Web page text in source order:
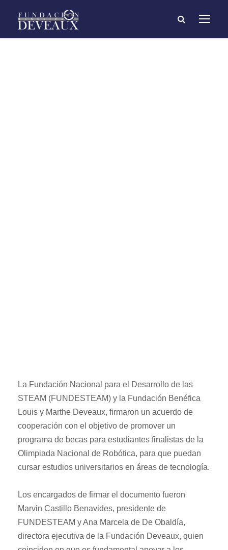
La Fundación Nacional para el Desarrollo de las
STEAM (FUNDESTEAM) y la Fundación Benéfica
Louis y Marthe Deveaux, firmaron un acuerdo de
cooperación con el objetivo de promover un
programa de becas para estudiantes finalistas de la
Olimpiada Nacional de Robótica, para que puedan
cursar estudios universitarios en áreas de tecnología.
Los encargados de firmar el documento fueron
Marvin Castillo Benavides, presidente de
FUNDESTEAM y Ana Marcela de De Obaldía,
directora ejecutiva de la Fundación Deveaux, quien